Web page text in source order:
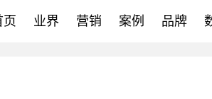
页 业界 营销 案例 品牌